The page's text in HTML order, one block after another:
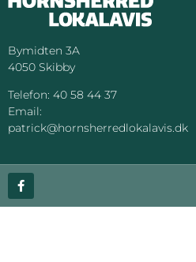
Bymidten 3A
4050 Skibby
Telefon: 40 58 44 37
Email:
patrick@hornsherredlokalavis.dk